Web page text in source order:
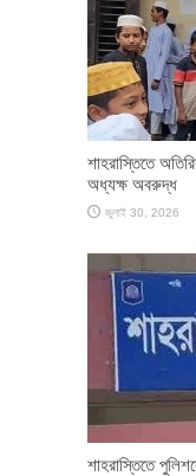
শাহরাস্তিতে
অধ্যক্ষ অবরুদ্ধ
জুলাই 30, 2026
শাহরাস্তিতে